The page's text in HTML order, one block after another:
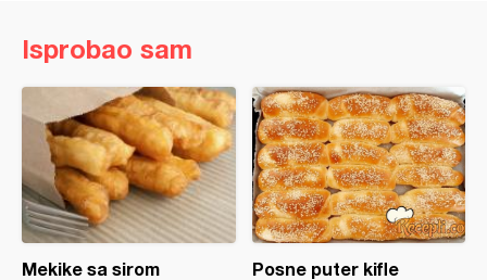
Isprobao sam
Mekike sa sirom Posne puter kifle